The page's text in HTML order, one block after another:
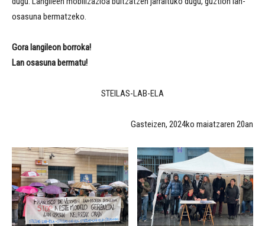
osasuna bermatzeko.
Gora langileon borroka!
Lan osasuna bermatu!
STEILAS-LAB-ELA
Gasteizen, 2024ko maiatzaren 20an